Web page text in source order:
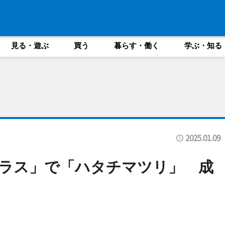
見る・遊ぶ 買う 暮らす・働く 学ぶ・知る
2025.01.09
ス」で「ハタチマツリ」 成